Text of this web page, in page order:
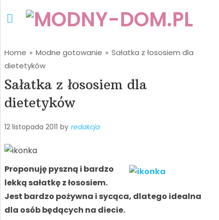
Home » Modne gotowanie » Sałatka z łososiem dla
dietetyków
Sałatka z łososiem dla
dietetyków
12 listopada 2011 by redakcja
Proponuję pyszną i bardzo
lekką sałatkę z łososiem.
Jest bardzo pożywna i sycąca, dlatego idealna
dla osób będących na diecie.